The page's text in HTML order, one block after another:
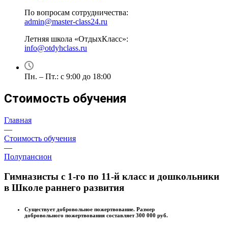
По вопросам сотрудничества:
admin@master-class24.ru
Летняя школа «ОтдыхКласс»:
info@otdyhclass.ru
Пн. – Пт.: с 9:00 до 18:00
Стоимость обучения
Главная
—
Стоимость обучения
—
Полупансион
Гимназисты с 1-го по 11-й класс и дошкольники
в Школе раннего развития
Существует добровольное пожертвование. Размер
добровольного пожертвования составляет 300 000 руб.